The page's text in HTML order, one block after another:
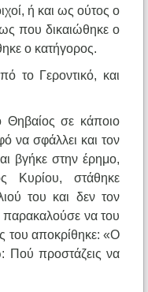
ή και ως ούτος ο
που δικαιώθηκε ο
ο κατήγορος.
το Γεροντικό, και
σε κάποιο
να σφάλλει και τον
βγήκε στην έρημο,
Κυρίου, στάθηκε
του και δεν τον
παρακαλούσε να του
του αποκρίθηκε: «Ο
Πού προστάζεις να